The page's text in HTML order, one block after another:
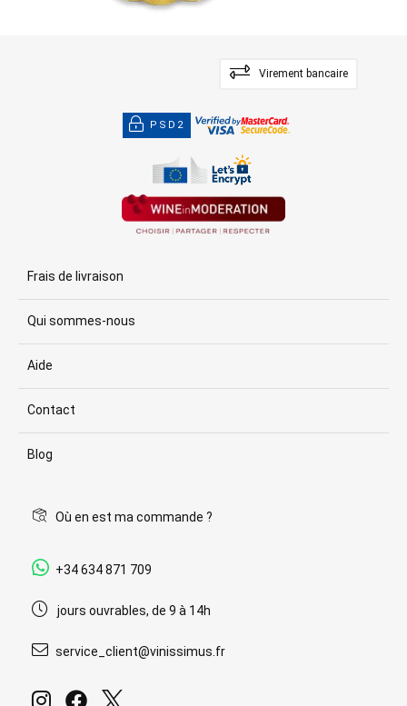
Virement bancaire
PSD2
Frais de livraison
Qui sommes-nous
Aide
Contact
Blog
Où en est ma commande ?
+34 634 871 709
jours ouvrables, de 9 à 14h
service_client@vinissimus.fr